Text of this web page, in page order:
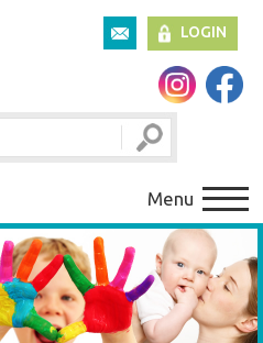
LOGIN
Menu